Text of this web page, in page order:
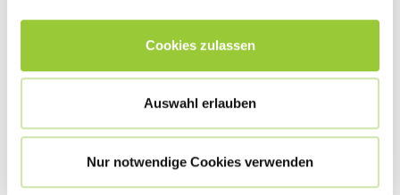
Cookies zulassen
Auswahl erlauben
Nur notwendige Cookies verwenden
Von der Schülerin zur Vorgesetzten
Meine Karriere als Pflegedienstleitung
GESCHICHTE LESEN